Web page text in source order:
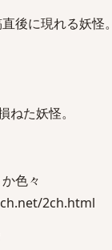
後に現れる妖怪。
ねた妖怪。
色々
2ch.html